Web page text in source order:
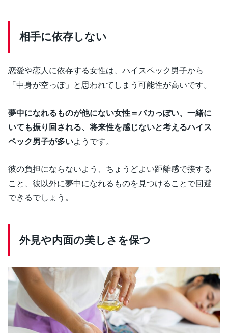
相手に依存しない
恋愛や恋人に依存する女性は、ハイスペック男子から
「中身が空っぽ」と思われてしまう可能性が高いです。
夢中になれるものが他にない女性＝バカっぽい、一緒に
いても振り回される、将来性を感じないと考えるハイス
ペック男子が多いようです。
彼の負担にならないよう、ちょうどよい距離感で接する
こと、彼以外に夢中になれるものを見つけることで回避
できるでしょう。
外見や内面の美しさを保つ